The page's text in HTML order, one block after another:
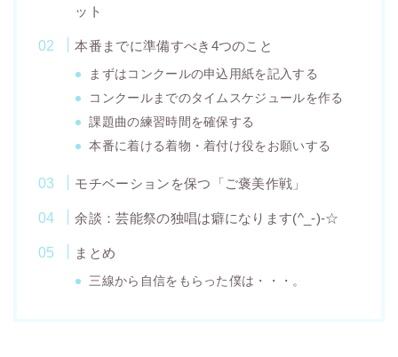
ット
本番までに準備すべき4つのこと
まずはコンクールの申込用紙を記入する
コンクールまでのタイムスケジュールを作る
課題曲の練習時間を確保する
本番に着ける着物・着付け役をお願いする
モチベーションを保つ「ご褒美作戦」
余談：芸能祭の独唱は癖になります(^_-)-☆
まとめ
三線から自信をもらった僕は・・・。